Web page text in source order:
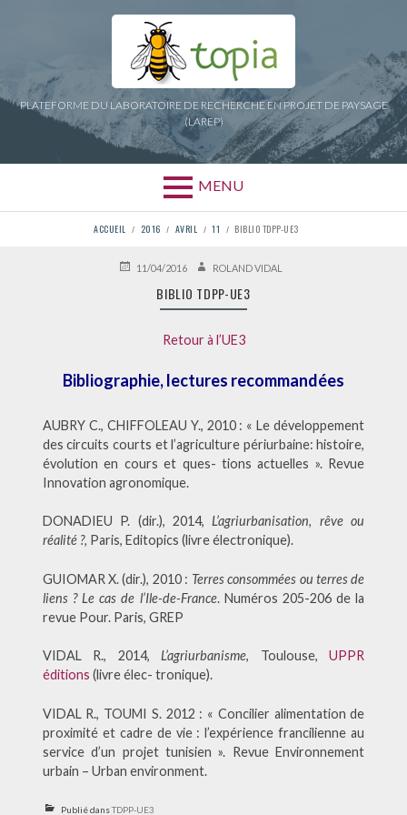
PLATEFORME DU LABORATOIRE DE RECHERCHE EN PROJET DE PAYSAGE
(LAREP)
MENU
D'ARIANE
ACCUEIL 2016 AVRIL 11 BIBLIO TDPP-UE3
PUBLIÉ11/04/2016 AUTEURROLAND VIDAL
BIBLIO TDPP-UE3
Retour à l’UE3
Bibliographie, lectures recommandées
AUBRY C., CHIFFOLEAU Y., 2010 : « Le développement
des circuits courts et l’agriculture périurbaine: histoire,
évolution en cours et ques- tions actuelles ». Revue
Innovation agronomique.
DONADIEU P. (dir.), 2014, L’agriurbanisation, rêve ou
réalité ?, Paris, Editopics (livre électronique).
GUIOMAR X. (dir.), 2010 : Terres consommées ou terres de
liens ? Le cas de l’Ile-de-France. Numéros 205-206 de la
revue Pour. Paris, GREP
VIDAL R., 2014,L’agriurbanisme, Toulouse,UPPR
éditions (livre élec- tronique).
VIDAL R., TOUMI S. 2012 : « Concilier alimentation de
proximité et cadre de vie : l’expérience francilienne au
service d’un projet tunisien ». Revue Environnement
urbain – Urban environment.
Publié dansTDPP-UE3